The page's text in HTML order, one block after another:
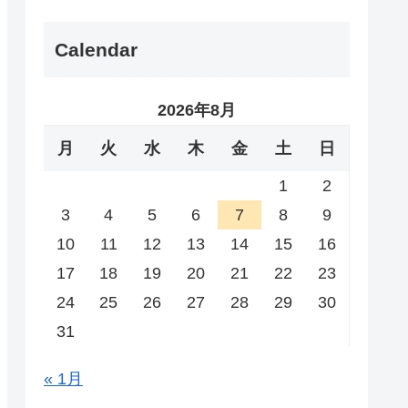
Calendar
2026年8月
月 火 水 木 金 土 日
1
2
3
4 5 6 7 8
9
10
11 12 13 14 15
16
17
18 19 20 21 22
23
24
25 26 27 28 29
30
31
« 1月